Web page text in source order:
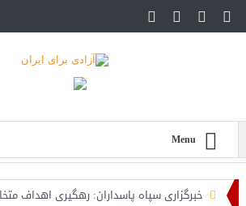
Menu
خبرگزاری سپاه پاسداران: رهگیری اهداف